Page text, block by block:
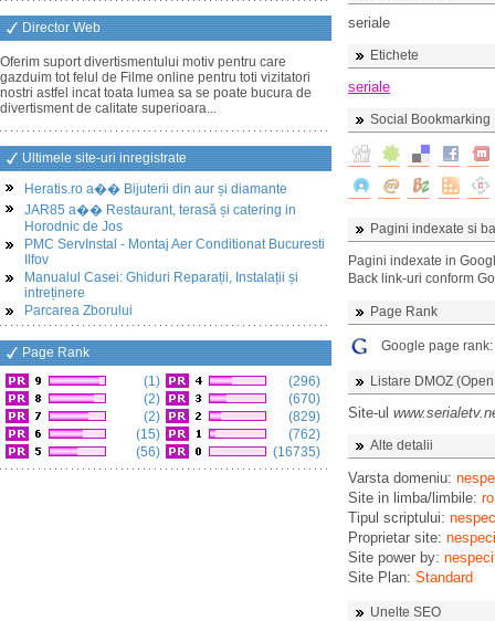
Director Web
Oferim suport divertismentului motiv pentru care
gazduim tot felul de Filme online pentru toti vizitatori
nostri astfel incat toata lumea sa se poate bucura de
divertisment de calitate superioara...
Ultimele site-uri inregistrate
Heratis.ro a�� Bijuterii din aur și diamante
JAR85 a�� Restaurant, terasă și catering in
Horodnic de Jos
PMC ServInstal - Montaj Aer Conditionat Bucuresti
Ilfov
Manualul Casei: Ghiduri Reparații, Instalații și
intreținere
Parcarea Zborului
Page Rank
(1)
(2)
(2)
(15)
(56)
(296)
(670)
(829)
(762)
(16735)
seriale
Etichete
seriale
Social Bookmarking
Pagini indexate si
Pagini indexate in
Back link-uri conform
Page Rank
Google page rank:
Listare DMOZ
Site-ul
Alte detalii
Varsta domeniu:
Site in limba/limbile: ro
Tipul scriptului:
Proprietar site:
Site power by:
Site Plan: Standard
Unelte SEO